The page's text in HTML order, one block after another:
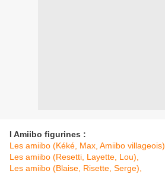
I Amiibo figurines :
Les amiibo (Kéké, Max, Amiibo villageois)
Les amiibo (Resetti, Layette, Lou),
Les amiibo (Blaise, Risette, Serge),